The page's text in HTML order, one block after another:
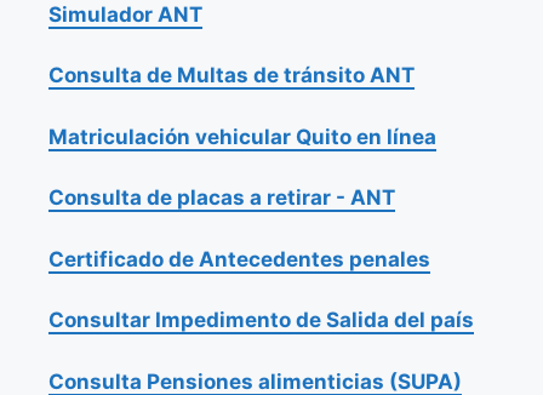
Simulador ANT
Consulta de Multas de tránsito ANT
Matriculación vehicular Quito en línea
Consulta de placas a retirar - ANT
Certificado de Antecedentes penales
Consultar Impedimento de Salida del país
Consulta Pensiones alimenticias (SUPA)